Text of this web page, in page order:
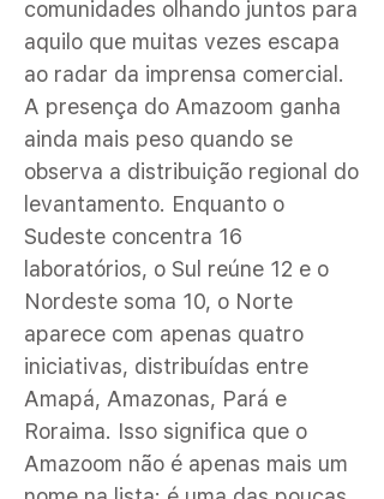
comunidades olhando juntos para
aquilo que muitas vezes escapa
ao radar da imprensa comercial.
A presença do Amazoom ganha
ainda mais peso quando se
observa a distribuição regional do
levantamento. Enquanto o
Sudeste concentra 16
laboratórios, o Sul reúne 12 e o
Nordeste soma 10, o Norte
aparece com apenas quatro
iniciativas, distribuídas entre
Amapá, Amazonas, Pará e
Roraima. Isso significa que o
Amazoom não é apenas mais um